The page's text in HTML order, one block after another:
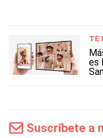
TE
es
Suscríbete a